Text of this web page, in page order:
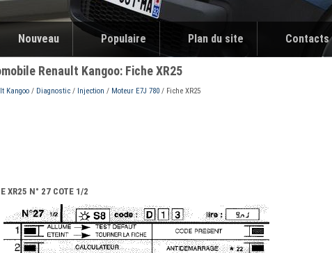
Nouveau Populaire Plan du site Contacts
Renault Kangoo: Fiche XR25
Kangoo / Diagnostic / Injection / Moteur E7J 780 / Fiche XR25
XR25 N° 27 COTE 1/2